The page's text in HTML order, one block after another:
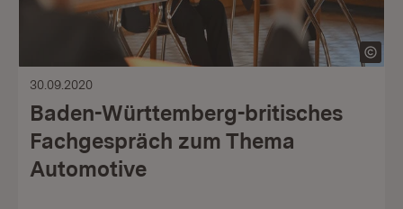
30.09.2020
Baden-Württemberg-britisches
Fachgespräch zum Thema
Automotive